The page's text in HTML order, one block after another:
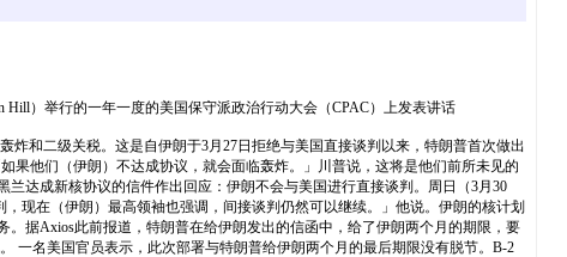
Hill）举行的一年一度的美国保守派政治行动大会（CPAC）上发表讲话
和二级关税。这是自伊朗于3月27日拒绝与美国直接谈判以来，特朗普首次做出
果他们（伊朗）不达成协议，就会面临轰炸。」川普说，这将是他们前所未见的
达成新核协议的信件作出回应：伊朗不会与美国进行直接谈判。周日（3月30
现在（伊朗）最高领袖也强调，间接谈判仍然可以继续。」他说。伊朗的核计划
据Axios此前报道，特朗普在给伊朗发出的信函中，给了伊朗两个月的期限，要
一名美国官员表示，此次部署与特朗普给伊朗两个月的最后期限没有脱节。B-2